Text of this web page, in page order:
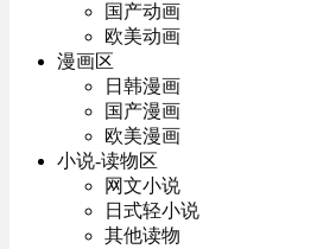
国产动画
欧美动画
漫画区
日韩漫画
国产漫画
欧美漫画
小说-读物区
网文小说
日式轻小说
其他读物